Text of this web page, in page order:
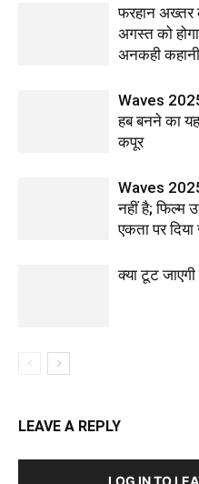
फरहान अख्तर
अगस्त को
अनकही कहानी
Waves
हब बनने का
कपूर
Waves
नहीं है; फिल्म
एकता पर दिया
क्या टूट
LEAVE A REPLY